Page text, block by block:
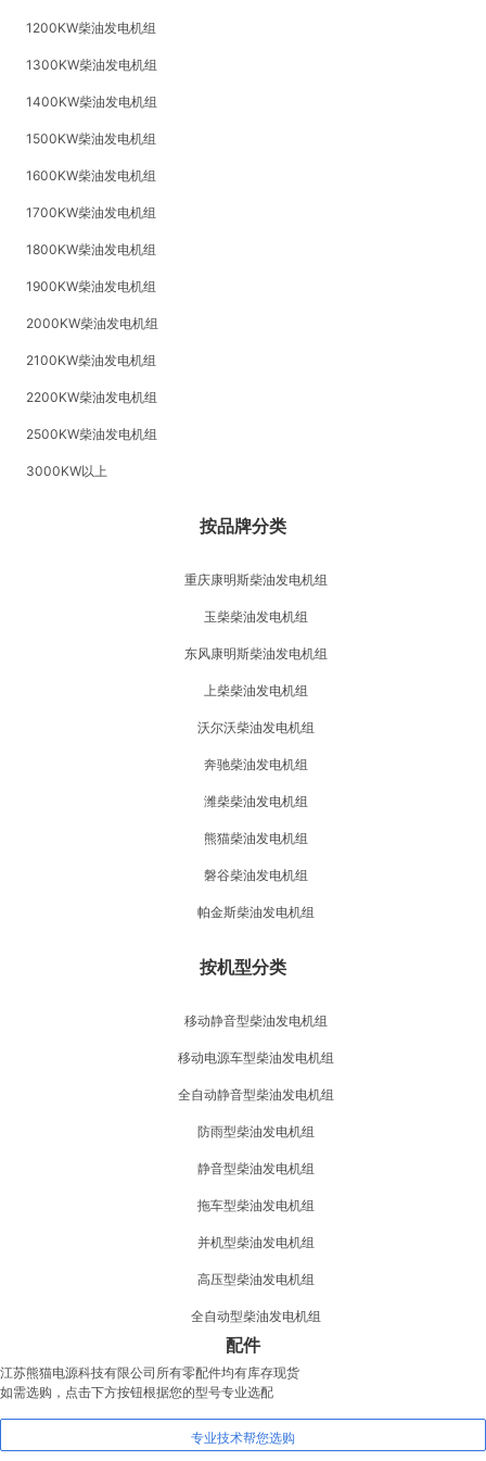
1200KW柴油发电机组
1300KW柴油发电机组
1400KW柴油发电机组
1500KW柴油发电机组
1600KW柴油发电机组
1700KW柴油发电机组
1800KW柴油发电机组
1900KW柴油发电机组
2000KW柴油发电机组
2100KW柴油发电机组
2200KW柴油发电机组
2500KW柴油发电机组
3000KW以上
按品牌分类
重庆康明斯柴油发电机组
玉柴柴油发电机组
东风康明斯柴油发电机组
上柴柴油发电机组
沃尔沃柴油发电机组
奔驰柴油发电机组
潍柴柴油发电机组
熊猫柴油发电机组
磐谷柴油发电机组
帕金斯柴油发电机组
按机型分类
移动静音型柴油发电机组
移动电源车型柴油发电机组
全自动静音型柴油发电机组
防雨型柴油发电机组
静音型柴油发电机组
拖车型柴油发电机组
并机型柴油发电机组
高压型柴油发电机组
全自动型柴油发电机组
配件
江苏熊猫电源科技有限公司所有零配件均有库存现货
如需选购，点击下方按钮根据您的型号专业选配
专业技术帮您选购